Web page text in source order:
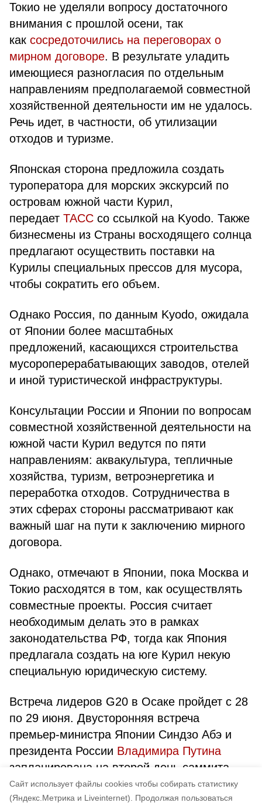
Cайт использует файлы cookies чтобы собирать статистику
(Яндекс.Метрика и Liveinternet).
Продолжая пользоваться
Токио не уделяли вопросу достаточного
внимания с прошлой осени, так
как сосредоточились на переговорах о
мирном договоре. В результате уладить
имеющиеся разногласия по отдельным
направлениям предполагаемой совместной
хозяйственной деятельности им не удалось.
Речь идет, в частности, об утилизации
отходов и туризме.
Японская сторона предложила создать
туроператора для морских экскурсий по
островам южной части Курил,
передает ТАСС со ссылкой на Kyodo. Также
бизнесмены из Страны восходящего солнца
предлагают осуществить поставки на
Курилы специальных прессов для мусора,
чтобы сократить его объем.
Однако Россия, по данным Kyodo, ожидала
от Японии более масштабных
предложений, касающихся строительства
мусороперерабатывающих заводов, отелей
и иной туристической инфраструктуры.
Консультации России и Японии по вопросам
совместной хозяйственной деятельности на
южной части Курил ведутся по пяти
направлениям: аквакультура, тепличные
хозяйства, туризм, ветроэнергетика и
переработка отходов. Сотрудничества в
этих сферах стороны рассматривают как
важный шаг на пути к заключению мирного
договора.
Однако, отмечают в Японии, пока Москва и
Токио расходятся в том, как осуществлять
совместные проекты. Россия считает
необходимым делать это в рамках
законодательства РФ, тогда как Япония
предлагала создать на юге Курил некую
специальную юридическую систему.
Встреча лидеров G20 в Осаке пройдет с 28
по 29 июня. Двусторонняя встреча
премьер-министра Японии Синдзо Абэ и
президента России Владимира Путина
запланирована на второй день саммита.
Авторы: admin